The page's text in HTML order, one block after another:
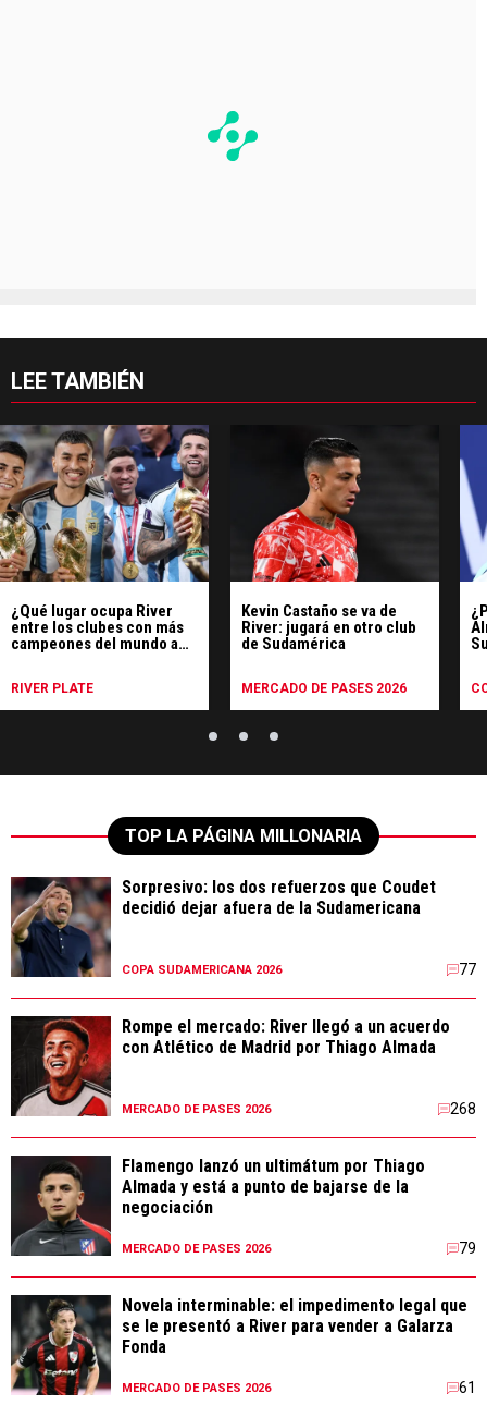
LEE TAMBIÉN
¿Qué lugar ocupa River
entre los clubes con más
campeones del mundo a
RIVER PLATE
Kevin Castaño se va de
River: jugará en otro club
de Sudamérica
MERCADO DE PASES 2026
TOP LA PÁGINA MILLONARIA
Sorpresivo: los dos refuerzos que Coudet
decidió dejar afuera de la Sudamericana
COPA SUDAMERICANA 2026 77
Rompe el mercado: River llegó a un acuerdo
con Atlético de Madrid por Thiago Almada
MERCADO DE PASES 2026 268
Flamengo lanzó un ultimátum por Thiago
Almada y está a punto de bajarse de la
negociación
MERCADO DE PASES 2026 79
Novela interminable: el impedimento legal que
se le presentó a River para vender a Galarza
Fonda
MERCADO DE PASES 2026 61